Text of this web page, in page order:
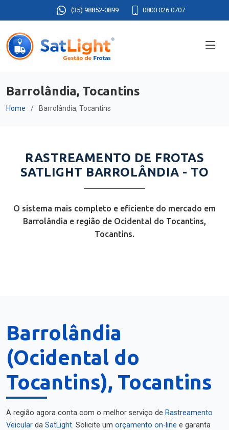
(35) 98852-0899 0800 026 0707
Barrolândia, Tocantins
Home Barrolândia, Tocantins
RASTREAMENTO DE FROTAS
SATLIGHT BARROLÂNDIA - TO
O sistema mais completo e eficiente do mercado em
Barrolândia e região de Ocidental do Tocantins,
Tocantins.
Barrolândia
(Ocidental do
Tocantins), Tocantins
A região agora conta com o melhor serviço de Rastreamento
Veicular da SatLight. Solicite um orçamento on-line e garanta